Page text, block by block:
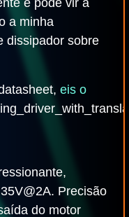
e pode vir a
a minha
dissipador sobre
eis o
Precisão
do motor